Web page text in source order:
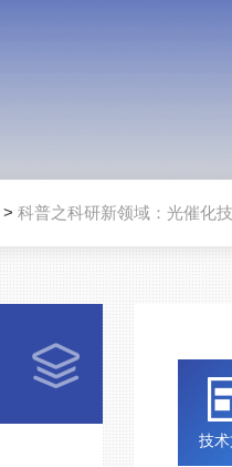
> 科普之科研新领域：光催化
技